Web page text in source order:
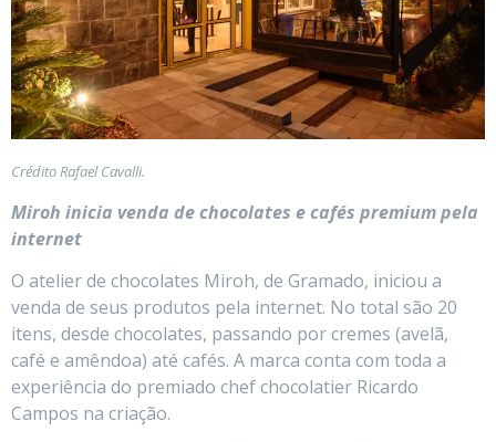
Crédito Rafael Cavalli.
Miroh inicia venda de chocolates e cafés premium pela
internet
O atelier de chocolates Miroh, de Gramado, iniciou a
venda de seus produtos pela internet. No total são 20
itens, desde chocolates, passando por cremes (avelã,
café e amêndoa) até cafés. A marca conta com toda a
experiência do premiado chef chocolatier Ricardo
Campos na criação.